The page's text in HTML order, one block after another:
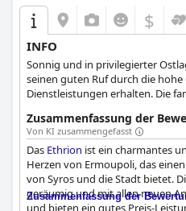
$
INFO
Sonnig und in privilegierter
seinen guten Ruf durch die
Dienstleistungen erhalten. Die
natürlichen Schönheit von
stimmungsvollen Ort für die
Zusammenfassung der
Von KI zusammengefasst
Das Ethrion ist ein charmantes
Herzen von Ermoupoli, das
von Syros und die Stadt bietet.
geräumig und mit allen neuen
und bieten ein gutes Preis-
Zusammenfassung der